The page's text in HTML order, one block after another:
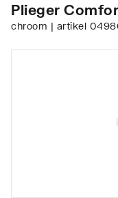
Plieger
chroom | artikel